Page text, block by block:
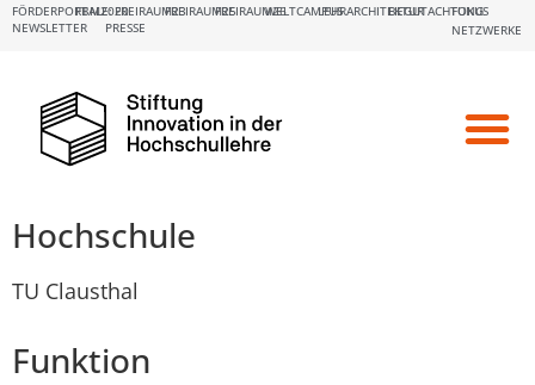
NEWSLETTER PRESSE
FÖRDERPORTALE:
FBM2020FREIRAUM23FREIRAUM25FREIRAUM26WELTCAMPUSLEHRARCHITEKTURBEGUTACHTUNG
FOKUS
NETZWERKE
Hochschule
TU Clausthal
Funktion